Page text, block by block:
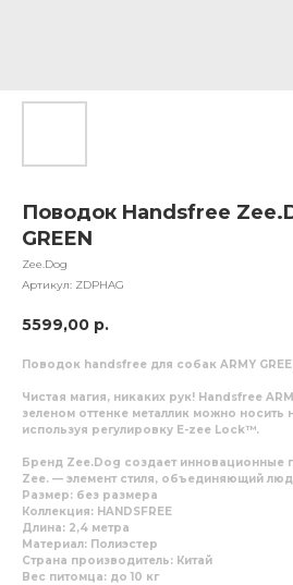
Поводок Handsfree
GREEN
Zee.Dog
Артикул: ZDPHAG
5599,00 р.
Поводок handsfree для собак ARMY
Чистая магия, никаких рук! Handsfree
зеленом оттенке металлик можно носить
используя регулировку E-zee Lock™.
Бренд Zee.Dog создает инновационные
Zee. — элемент стиля, объединяющий
Размер: без размера
Коллекция: HANDSFREE
Длина: 2,4 метра
Материал: Полиэстер
Страна производитель: Китай
Вес питомца: до 10 кг